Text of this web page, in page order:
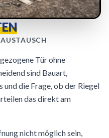
Tür ohne
sind Bauart,
und die Frage, ob der Riegel
das direkt am
nicht möglich sein,